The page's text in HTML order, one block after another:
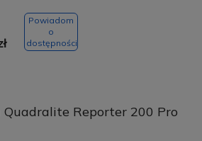
Powiadom
o
dostępności
Quadralite Reporter 200 Pro